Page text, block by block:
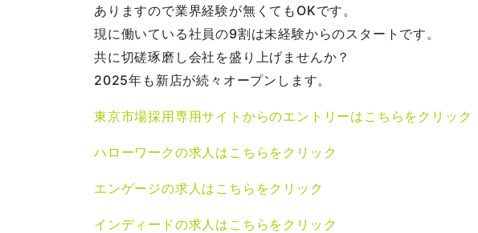
ありますので業界経験が無くてもOKです。
現に働いている社員の9割は未経験からのスタートです。
共に切磋琢磨し会社を盛り上げませんか？
2025年も新店が続々オープンします。
東京市場採用専用サイトからのエントリーはこちらをクリック
ハローワークの求人はこちらをクリック
エンゲージの求人はこちらをクリック
インディードの求人はこちらをクリック